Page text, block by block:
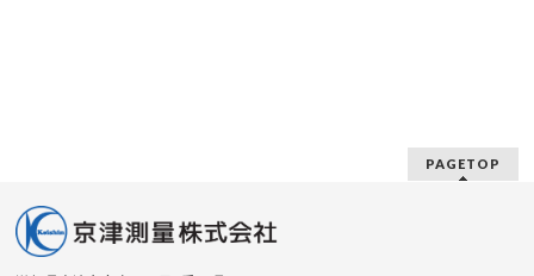
PAGETOP